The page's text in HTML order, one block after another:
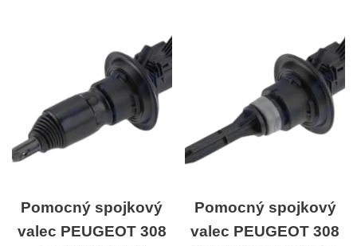
Pomocný spojkový
valec PEUGEOT 308
Pomocný spojkový
valec PEUGEOT 308